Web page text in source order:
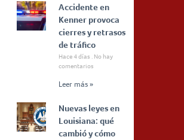
Accidente en
Kenner provoca
cierres y retrasos
de tráfico
Hace 4 días
No hay
comentarios
Leer más »
Nuevas leyes en
Louisiana: qué
cambió y cómo